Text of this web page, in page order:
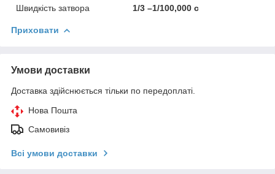
Швидкість затвора 1/3 –1/100,000 с
Приховати
Умови доставки
Доставка здійснюється тільки по передоплаті.
Нова Пошта
Самовивіз
Всі умови доставки